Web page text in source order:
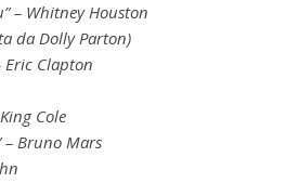
– Whitney Houston
da Dolly Parton)
Eric Clapton
Cole
– Bruno Mars